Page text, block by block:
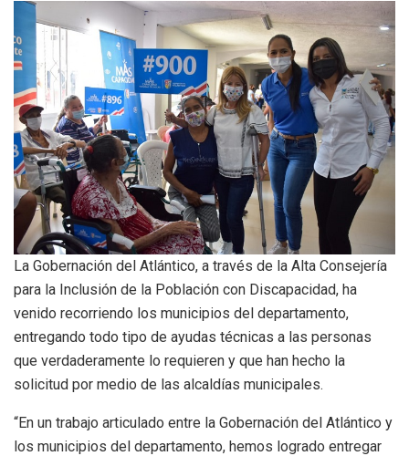
La Gobernación del Atlántico, a través de la Alta Consejería
para la Inclusión de la Población con Discapacidad, ha
venido recorriendo los municipios del departamento,
entregando todo tipo de ayudas técnicas a las personas
que verdaderamente lo requieren y que han hecho la
solicitud por medio de las alcaldías municipales.
“En un trabajo articulado entre la Gobernación del Atlántico y
los municipios del departamento, hemos logrado entregar